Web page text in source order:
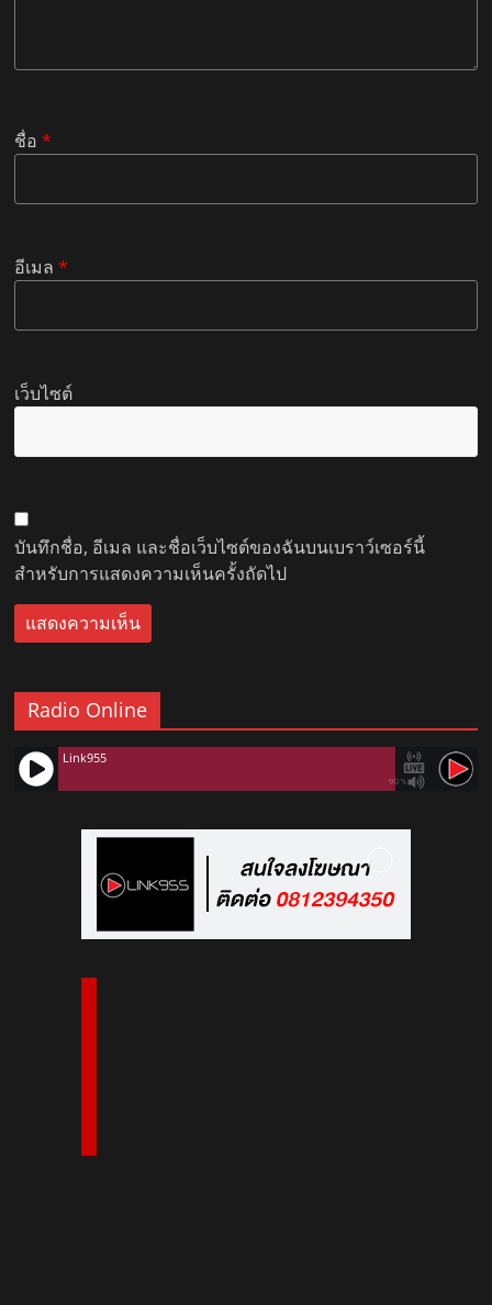
ชื่อ*
อีเมล*
เว็บไซต์
บันทึกชื่อ, อีเมล และชื่อเว็บไซต์ของฉันบนเบราว์เซอร์นี้
สำหรับการแสดงความเห็นครั้งถัดไป
Radio Online
90%
Link955